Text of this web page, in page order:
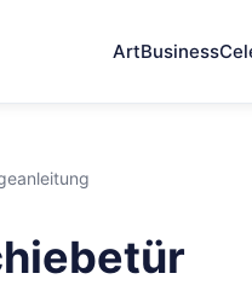
ArtBusiness